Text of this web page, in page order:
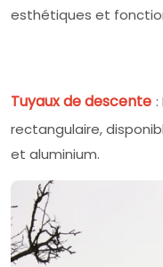
esthétiques et
Tuyaux de descente :
rectangulaire,
et aluminium.